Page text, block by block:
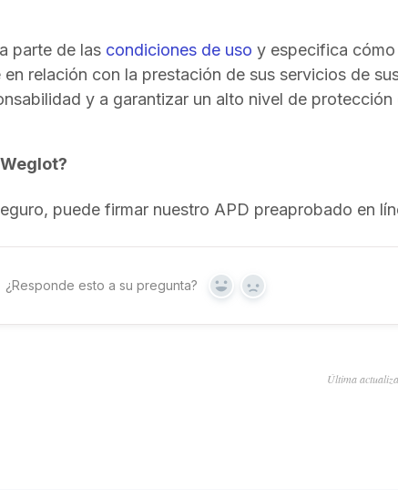
parte de las condiciones de uso y especifica
relación con la prestación de sus servicios de
y a garantizar un alto nivel de protección
puede firmar nuestro APD preaprobado en
¿Responde esto a su pregunta? Sí No
Última